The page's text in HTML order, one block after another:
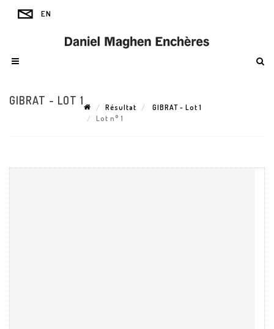
GIBRAT - LOT 1
Résultat
GIBRAT - Lot 1
Lot n° 1